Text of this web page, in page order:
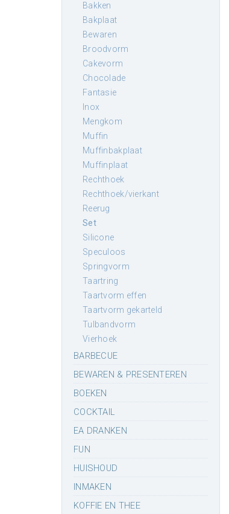
bakken
bakplaat
bewaren
broodvorm
cakevorm
chocolade
fantasie
inox
mengkom
muffin
muffinbakplaat
muffinplaat
rechthoek
rechthoek/vierkant
reerug
set
silicone
speculoos
springvorm
taartring
taartvorm effen
taartvorm gekarteld
tulbandvorm
vierhoek
BARBECUE
BEWAREN & PRESENTEREN
BOEKEN
COCKTAIL
EA DRANKEN
FUN
HUISHOUD
INMAKEN
KOFFIE EN THEE